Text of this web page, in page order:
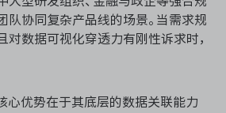
队协同复杂产品线的场景。当需求规
对数据可视化穿透力有刚性诉求时，
心优势在于其底层的数据关联能力